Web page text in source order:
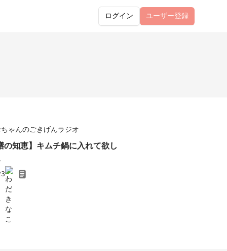
ログイン ユーザー登録
ゃんのごきげんラジオ
の知恵】キムチ鍋に入れて欲し